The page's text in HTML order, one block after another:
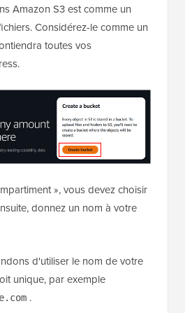
Amazon S3 est comme un
Considérez-le comme un
toutes vos
», vous devez choisir
donnez un nom à votre
d'utiliser le nom de votre
unique, par exemple
.